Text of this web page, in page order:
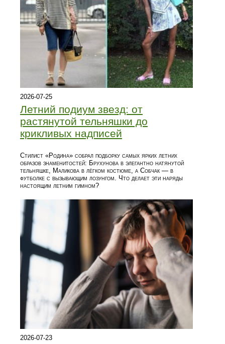
2026-07-25
Летний подиум звезд: от
растянутой тельняшки до
крикливых надписей
Стилист «Родина» собрал подборку самых ярких летних
образов знаменитостей: Брухунова в элегантно натянутой
тельняшке, Маликова в лёгком костюме, а Собчак — в
футболке с вызывающим лозунгом. Что делает эти наряды
настоящим летним гимном?
2026-07-23